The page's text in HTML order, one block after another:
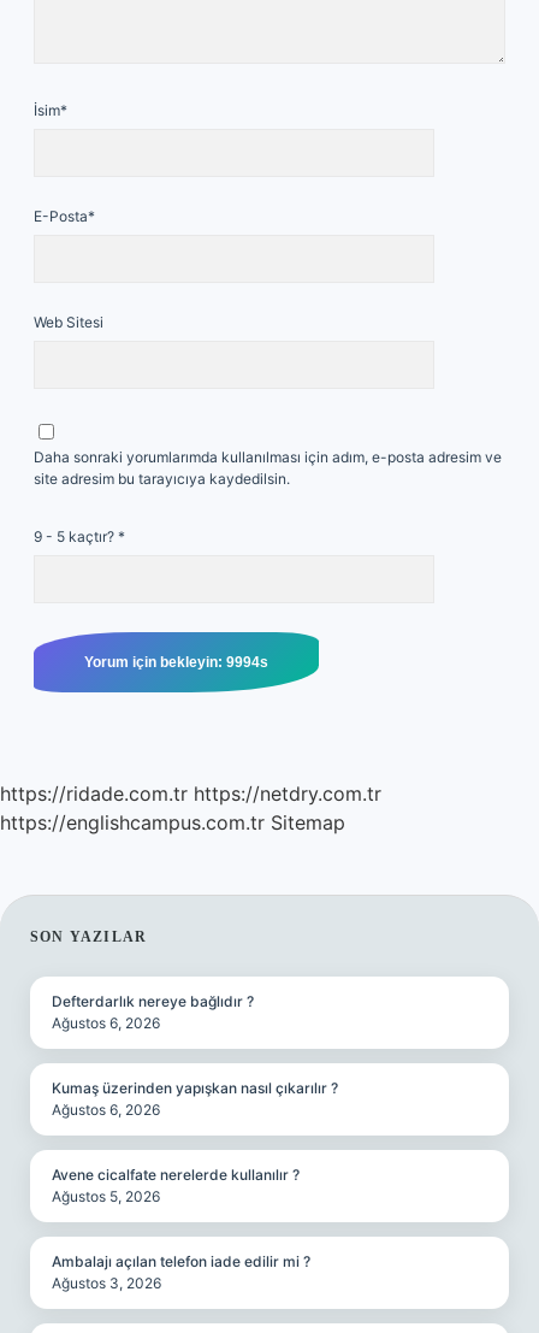
İsim*
E-Posta*
Web Sitesi
Daha sonraki yorumlarımda kullanılması için adım, e-posta adresim ve
site adresim bu tarayıcıya kaydedilsin.
9 - 5 kaçtır? *
https://ridade.com.tr https://netdry.com.tr
https://englishcampus.com.tr Sitemap
SIDEBAR
SON YAZILAR
Defterdarlık nereye bağlıdır ?
Ağustos 6, 2026
Kumaş üzerinden yapışkan nasıl çıkarılır ?
Ağustos 6, 2026
Avene cicalfate nerelerde kullanılır ?
Ağustos 5, 2026
Ambalajı açılan telefon iade edilir mi ?
Ağustos 3, 2026